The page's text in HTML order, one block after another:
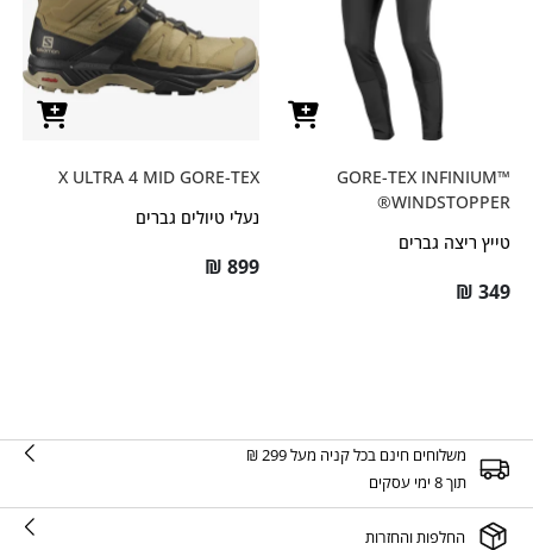
GORE-TEX INFINIUM™
WINDSTOPPER®
טייץ ריצה גברים
₪ 349
X ULTRA 4 MID GORE-TEX
נעלי טיולים גברים
₪ 899
משלוחים חינם בכל קניה מעל 299 ₪
תוך 8 ימי עסקים
החלפות והחזרות